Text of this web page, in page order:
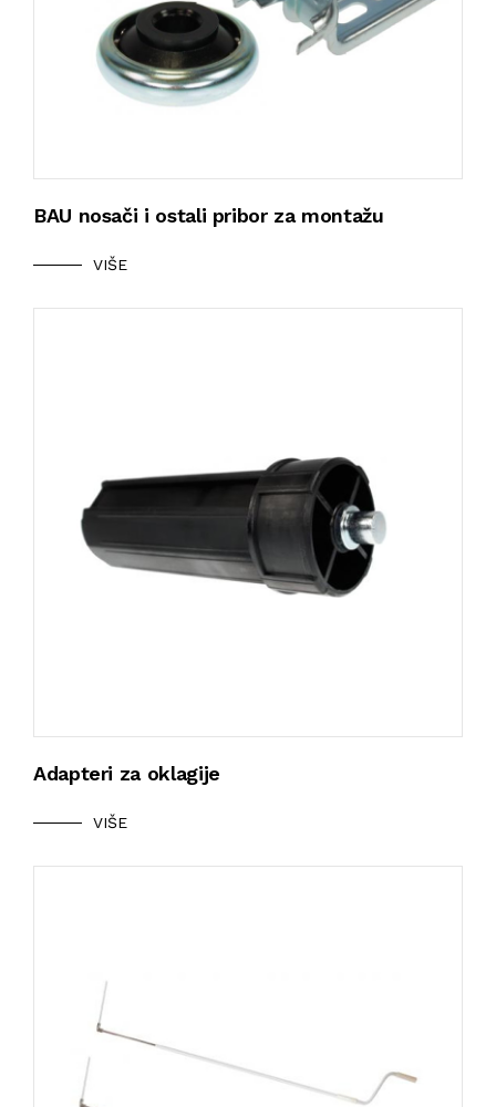
BAU nosači i ostali pribor za montažu
VIŠE
Adapteri za oklagije
VIŠE